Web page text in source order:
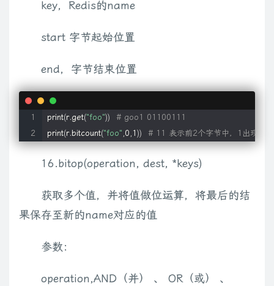
key，Redis的name
start 字节起始位置
end，字节结束位置
print(r.get("foo"))
# goo1 01100111
print(r.bitcount("foo" ,0,1 )) # 11 表示前2个字节中，1出现的
16.bitop(operation, dest, *keys)
获取多个值，并将值做位运算，将最后的结
果保存至新的name对应的值
参数：
operation,AND（并） 、 OR（或） 、